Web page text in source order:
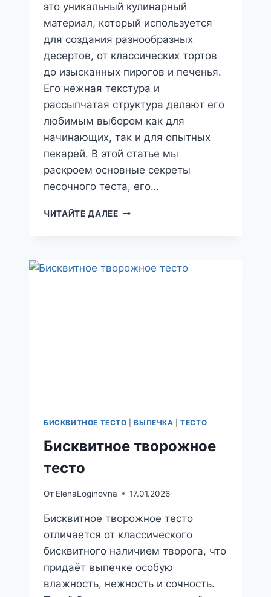
это уникальный кулинарный
материал, который используется
для создания разнообразных
десертов, от классических тортов
до изысканных пирогов и печенья.
Его нежная текстура и
рассыпчатая структура делают его
любимым выбором как для
начинающих, так и для опытных
пекарей. В этой статье мы
раскроем основные секреты
песочного теста, его…
ЧИТАЙТЕ ДАЛЕЕЧТО
ТЕСТЕ
БИСКВИТНОЕ ТЕСТО |ВЫПЕЧКА |ТЕСТО
Бисквитное творожное
тесто
От ElenaLoginovna 17.01.2026
Бисквитное творожное тесто
отличается от классического
бисквитного наличием творога, что
придаёт выпечке особую
влажность, нежность и сочность.